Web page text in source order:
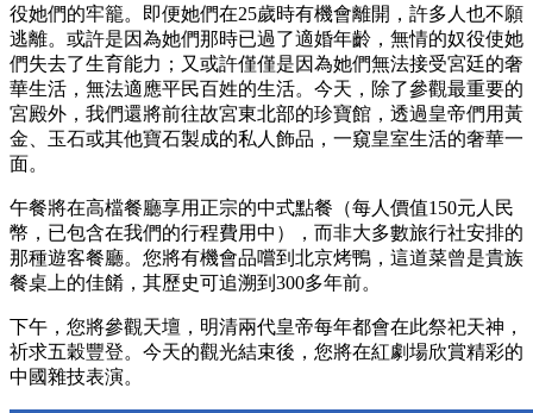
役她們的牢籠。即便她們在25歲時有機會離開，許多人也不願
逃離。或許是因為她們那時已過了適婚年齡，無情的奴役使她
們失去了生育能力；又或許僅僅是因為她們無法接受宮廷的奢
華生活，無法適應平民百姓的生活。今天，除了參觀最重要的
宮殿外，我們還將前往故宮東北部的珍寶館，透過皇帝們用黃
金、玉石或其他寶石製成的私人飾品，一窺皇室生活的奢華一
面。
午餐將在高檔餐廳享用正宗的中式點餐（每人價值150元人民
幣，已包含在我們的行程費用中），而非大多數旅行社安排的
那種遊客餐廳。您將有機會品嚐到北京烤鴨，這道菜曾是貴族
餐桌上的佳餚，其歷史可追溯到300多年前。
下午，您將參觀天壇，明清兩代皇帝每年都會在此祭祀天神，
祈求五穀豐登。今天的觀光結束後，您將在紅劇場欣賞精彩的
中國雜技表演。